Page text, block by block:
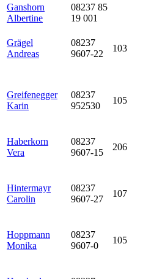
Ganshorn
Albertine
08237 85
19 001
Grägel
Andreas
08237
9607-22
103
Greifenegger
Karin
08237
952530
105
Haberkorn
Vera
08237
9607-15
206
Hintermayr
Carolin
08237
9607-27
107
Hoppmann
Monika
08237
9607-0
105